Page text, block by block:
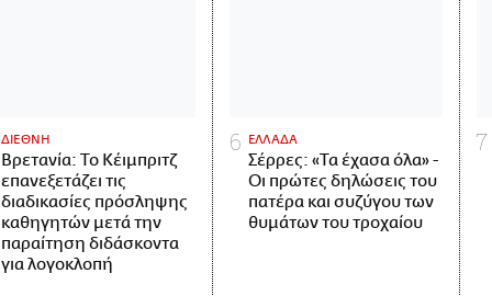
ΔΙΕΘΝΗ
Βρετανία: Το Κέιμπριτζ
επανεξετάζει τις
διαδικασίες πρόσληψης
καθηγητών μετά την
παραίτηση διδάσκοντα
για λογοκλοπή
ΕΛΛΑΔΑ
Σέρρες: «Τα έχασα όλα» -
Οι πρώτες δηλώσεις του
πατέρα και συζύγου των
θυμάτων του τροχαίου